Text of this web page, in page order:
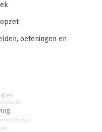
oefeningen en
Stap voor stap
fases van het
veel
leren ze wat
over